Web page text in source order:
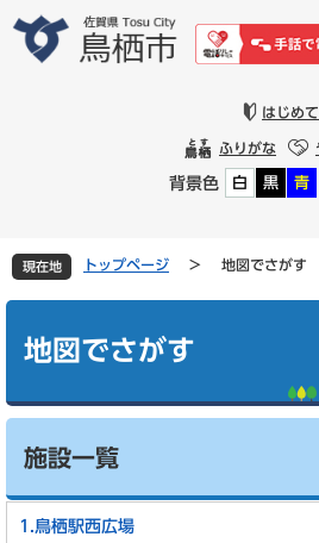
文
はじめ
ふりがな
背景色 白 黒 青
現在地 トップページ > 地図でさがす
地図でさがす
施設一覧
1.鳥栖駅西広場